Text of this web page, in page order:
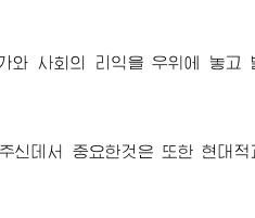
와 사회의 리익을 우위에 놓고
데서 중요한것은 또한 현대적